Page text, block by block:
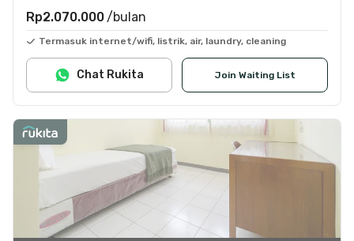
Rp2.070.000 /bulan
Termasuk internet/wifi, listrik, air, laundry, cleaning
Join Waiting List
Chat Rukita